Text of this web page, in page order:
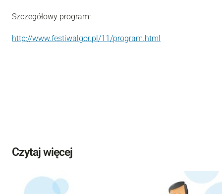
Szczegółowy program:
http://www.festiwalgor.pl/11/program.html
Czytaj więcej